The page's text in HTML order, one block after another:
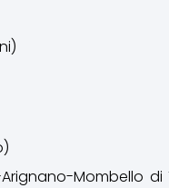
Mombello